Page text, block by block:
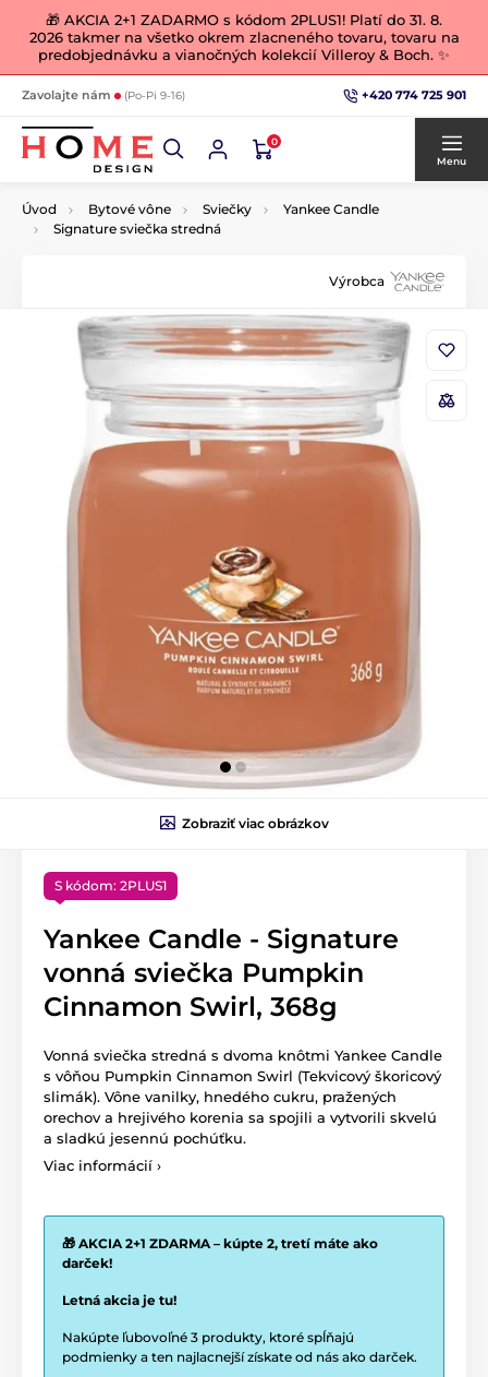
🎁 AKCIA 2+1 ZADARMO s kódom 2PLUS1! Platí do 31. 8.
2026 takmer na všetko okrem zlacneného tovaru, tovaru na
predobjednávku a vianočných kolekcií Villeroy & Boch. ✨
Zavolajte nám (Po-Pi 9-16) +420 774 725 901
0
Menu
Úvod Bytové vône Sviečky
Yankee Candle
Signature sviečka stredná
Výrobca
Zobraziť viac obrázkov
S kódom: 2PLUS1
Yankee Candle - Signature
vonná sviečka Pumpkin
Cinnamon Swirl, 368g
Vonná sviečka stredná s dvoma knôtmi Yankee Candle
s vôňou Pumpkin Cinnamon Swirl (Tekvicový škoricový
slimák). Vône vanilky, hnedého cukru, pražených
orechov a hrejivého korenia sa spojili a vytvorili skvelú
a sladkú jesennú pochúťku.
Viac informácií ›
🎁 AKCIA 2+1 ZDARMA – kúpte 2, tretí máte ako
darček!
Letná akcia je tu!
Nakúpte ľubovoľné 3 produkty, ktoré spĺňajú
podmienky a ten najlacnejší získate od nás ako darček.